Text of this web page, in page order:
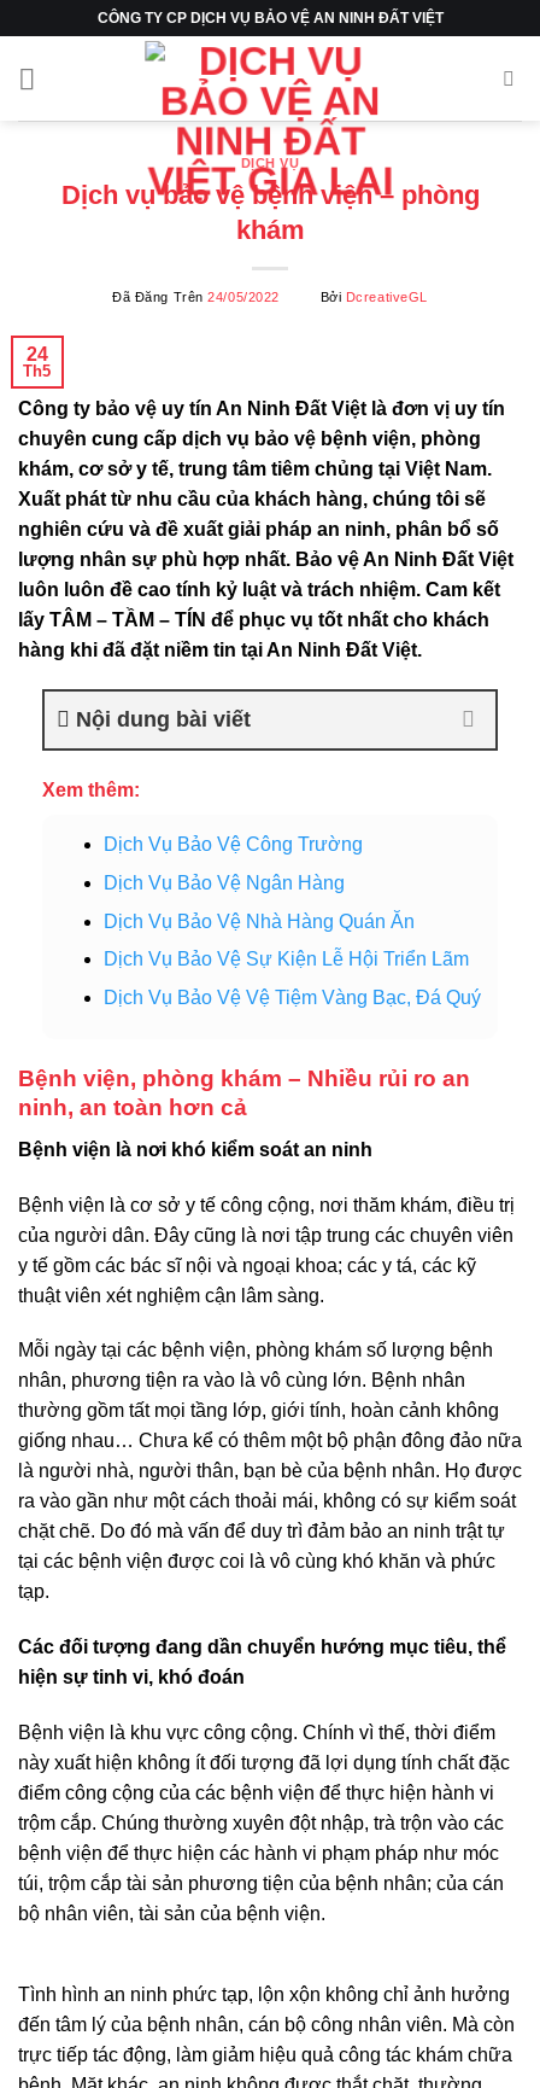
nội
CÔNG TY CP DỊCH VỤ BẢO VỆ AN NINH ĐẤT VIỆT
DỊCH VỤ
Dịch vụ bảo vệ bệnh viện – phòng
khám
Đã Đăng Trên24/05/2022 Bởi DcreativeGL
24
Th5
Công ty bảo vệ uy tín An Ninh Đất Việt là đơn vị uy tín
chuyên cung cấp dịch vụ bảo vệ bệnh viện, phòng
khám, cơ sở y tế, trung tâm tiêm chủng tại Việt Nam.
Xuất phát từ nhu cầu của khách hàng, chúng tôi sẽ
nghiên cứu và đề xuất giải pháp an ninh, phân bổ số
lượng nhân sự phù hợp nhất. Bảo vệ An Ninh Đất Việt
luôn luôn đề cao tính kỷ luật và trách nhiệm. Cam kết
lấy TÂM – TẦM – TÍN để phục vụ tốt nhất cho khách
hàng khi đã đặt niềm tin tại An Ninh Đất Việt.
Nội dung bài viết
Xem thêm:
Dịch Vụ Bảo Vệ Công Trường
Dịch Vụ Bảo Vệ Ngân Hàng
Dịch Vụ Bảo Vệ Nhà Hàng Quán Ăn
Dịch Vụ Bảo Vệ Sự Kiện Lễ Hội Triển Lãm
Dịch Vụ Bảo Vệ Vệ Tiệm Vàng Bạc, Đá Quý
Bệnh viện, phòng khám – Nhiều rủi ro an
ninh, an toàn hơn cả
Bệnh viện là nơi khó kiểm soát an ninh
Bệnh viện là cơ sở y tế công cộng, nơi thăm khám, điều trị
của người dân. Đây cũng là nơi tập trung các chuyên viên
y tế gồm các bác sĩ nội và ngoại khoa; các y tá, các kỹ
thuật viên xét nghiệm cận lâm sàng.
Mỗi ngày tại các bệnh viện, phòng khám số lượng bệnh
nhân, phương tiện ra vào là vô cùng lớn. Bệnh nhân
thường gồm tất mọi tầng lớp, giới tính, hoàn cảnh không
giống nhau… Chưa kể có thêm một bộ phận đông đảo nữa
là người nhà, người thân, bạn bè của bệnh nhân. Họ được
ra vào gần như một cách thoải mái, không có sự kiểm soát
chặt chẽ. Do đó mà vấn để duy trì đảm bảo an ninh trật tự
tại các bệnh viện được coi là vô cùng khó khăn và phức
tạp.
Các đối tượng đang dần chuyển hướng mục tiêu, thể
hiện sự tinh vi, khó đoán
Bệnh viện là khu vực công cộng. Chính vì thế, thời điểm
này xuất hiện không ít đối tượng đã lợi dụng tính chất đặc
điểm công cộng của các bệnh viện để thực hiện hành vi
trộm cắp. Chúng thường xuyên đột nhập, trà trộn vào các
bệnh viện để thực hiện các hành vi phạm pháp như móc
túi, trộm cắp tài sản phương tiện của bệnh nhân; của cán
bộ nhân viên, tài sản của bệnh viện.
Tình hình an ninh phức tạp, lộn xộn không chỉ ảnh hưởng
đến tâm lý của bệnh nhân, cán bộ công nhân viên. Mà còn
trực tiếp tác động, làm giảm hiệu quả công tác khám chữa